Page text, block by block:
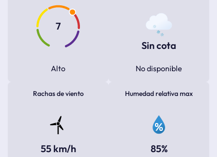
7
Alto
Sin cota
No disponible
Rachas de viento
55 km/h
Humedad relativa max
85%